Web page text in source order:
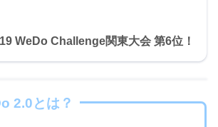
WeDo Challenge関東大会 第6位！
2.0とは？